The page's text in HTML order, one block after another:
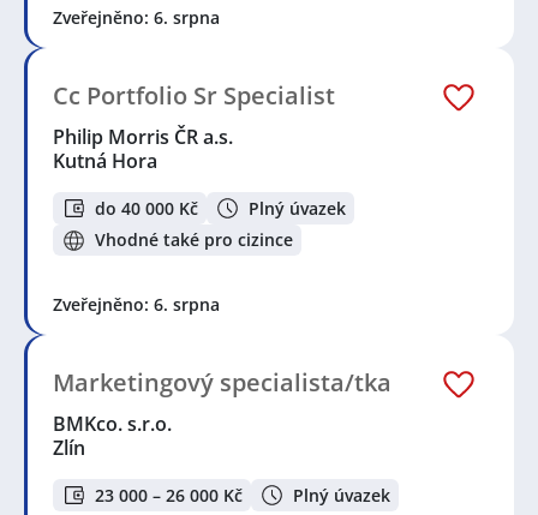
Zveřejněno: 6. srpna
Cc Portfolio Sr Specialist
Philip Morris ČR a.s.
Kutná Hora
do 40 000 Kč
Plný úvazek
Vhodné také pro cizince
Zveřejněno: 6. srpna
Marketingový specialista/tka
BMKco. s.r.o.
Zlín
23 000 – 26 000 Kč Plný úvazek